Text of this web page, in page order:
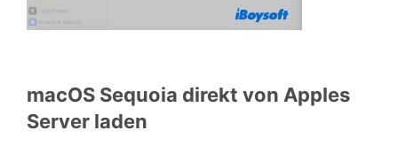
macOS Sequoia direkt von Apples
Server laden